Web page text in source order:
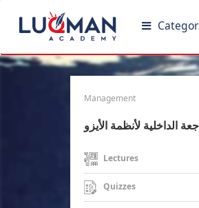
Management
الداخلية لأنظمة الأيزو
Lectures
Quizzes